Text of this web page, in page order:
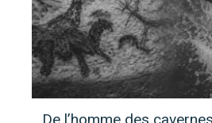
De l’homme des